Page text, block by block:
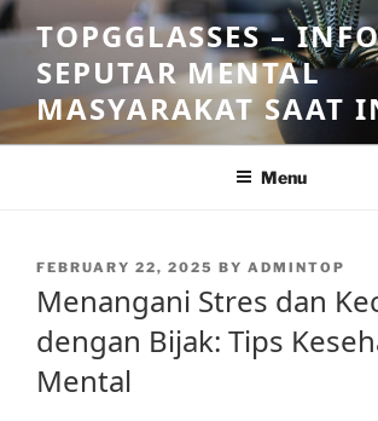
Skip
to
content
TOPGGLASSES –
SEPUTAR MENTAL
MASYARAKAT SAAT
Menu
POSTED
FEBRUARY 22, 2025 BY ADMINTOP
Menangani Stres dan
dengan Bijak: Tips
Mental